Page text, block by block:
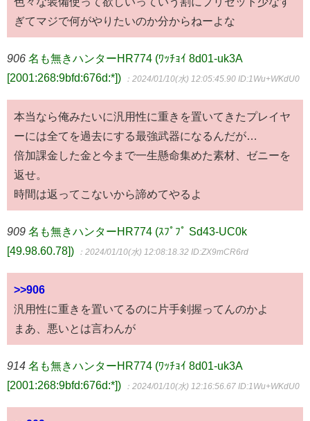
ぎてマジで何がやりたいのか分からねーよな
906 名も無きハンターHR774 (ﾜｯﾁｮｲ 8d01-uk3A
[2001:268:9bfd:676d:*])
：2024/01/10(水) 12:05:45.90 ID:1Wu+WKdU0
本当なら俺みたいに汎用性に重きを置いてきたプレイヤ
ーには全てを過去にする最強武器になるんだが…
倍加課金した金と今まで一生懸命集めた素材、ゼニーを
返せ。
時間は返ってこないから諦めてやるよ
909 名も無きハンターHR774 (ｽﾌﾟﾌﾟ Sd43-UC0k
[49.98.60.78])
：2024/01/10(水) 12:08:18.32 ID:ZX9mCR6rd
>>906
汎用性に重きを置いてるのに片手剣握ってんのかよ
まあ、悪いとは言わんが
914 名も無きハンターHR774 (ﾜｯﾁｮｲ 8d01-uk3A
[2001:268:9bfd:676d:*])
：2024/01/10(水) 12:16:56.67 ID:1Wu+WKdU0